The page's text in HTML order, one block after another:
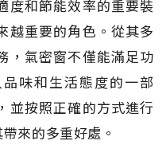
度和節能效率的重要裝
越重要的角色。從其多
，氣密窗不僅能滿足功
味和生活態度的一部
並按照正確的方式進行
來的多重好處。